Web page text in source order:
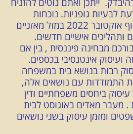
לבעיות גופניות. נוכחות
מאדים בין ספטמבר לסוף אוקטובר 2022 במזל מאזניים
ותהליכים אישיים חדשים.
מבחינה פיננסית , בין אם
אינטנסיבי בכספים.
ינואר 2022 יעסוק רבות בנושא בית במשפחה
התמודדות עם נושאים אלה,
ביחסים משפחתיים ודין
. מעבר מאדים באוגוסט לבית
ומזמן עיסוק בשני נושאים